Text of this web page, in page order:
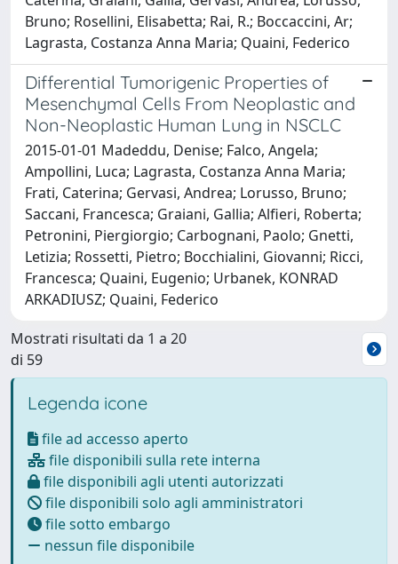
Bruno; Rosellini, Elisabetta; Rai, R.; Boccaccini, Ar;
Lagrasta, Costanza Anna Maria; Quaini, Federico
Differential Tumorigenic Properties of
Mesenchymal Cells From Neoplastic and
Non-Neoplastic Human Lung in NSCLC
2015-01-01 Madeddu, Denise; Falco, Angela;
Ampollini, Luca; Lagrasta, Costanza Anna Maria;
Frati, Caterina; Gervasi, Andrea; Lorusso, Bruno;
Saccani, Francesca; Graiani, Gallia; Alfieri, Roberta;
Petronini, Piergiorgio; Carbognani, Paolo; Gnetti,
Letizia; Rossetti, Pietro; Bocchialini, Giovanni; Ricci,
Francesca; Quaini, Eugenio; Urbanek, KONRAD
ARKADIUSZ; Quaini, Federico
Mostrati risultati da 1 a 20
di 59
Legenda icone
file ad accesso aperto
file disponibili sulla rete interna
file disponibili agli utenti autorizzati
file disponibili solo agli amministratori
file sotto embargo
nessun file disponibile